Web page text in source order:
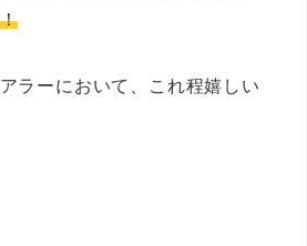
ラーにおいて、これ程嬉しい